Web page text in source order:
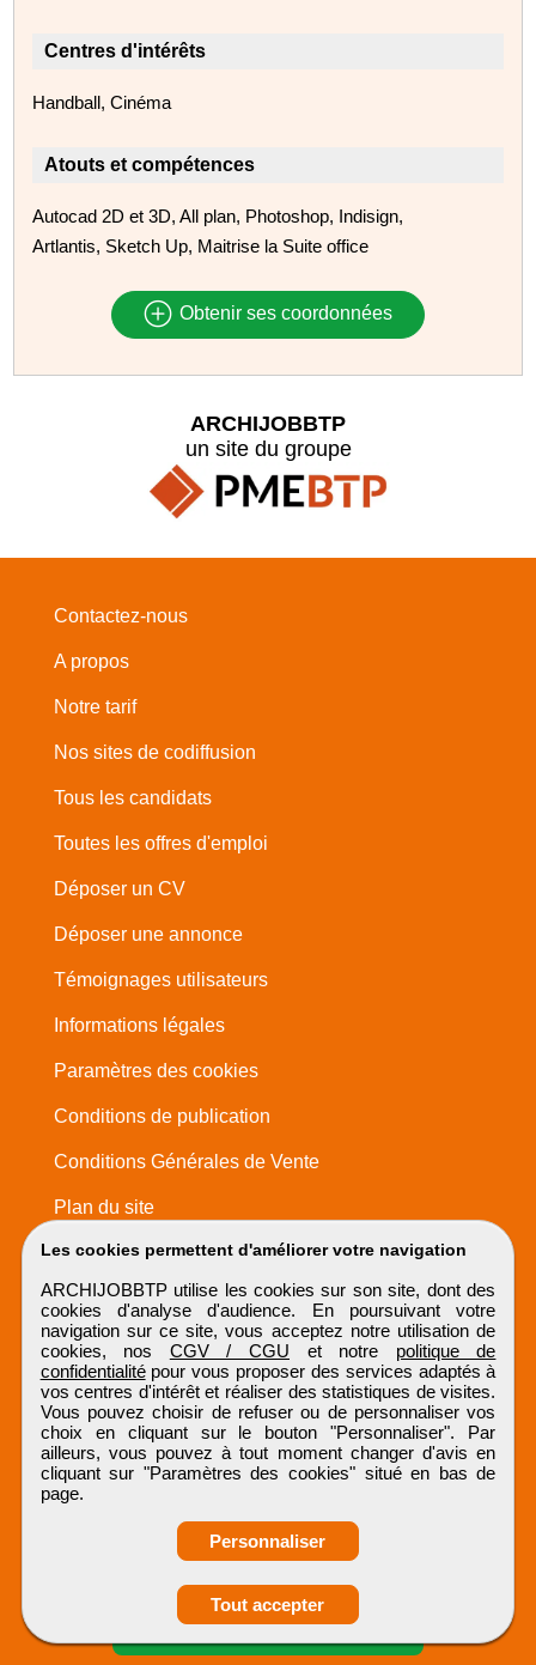
Obtenir ses
coordonnées
Centres d'intérêts
Handball, Cinéma
Atouts et compétences
Autocad 2D et 3D, All plan, Photoshop, Indisign,
Artlantis, Sketch Up, Maitrise la Suite office
Obtenir ses coordonnées
Les cookies permettent d'améliorer votre navigation
ARCHIJOBBTP utilise les cookies sur son site, dont des
cookies d'analyse d'audience. En poursuivant votre
navigation sur ce site, vous acceptez notre utilisation de
cookies, nos CGV / CGU et notre politique de
confidentialitépour vous proposer des services adaptés à
vos centres d'intérêt et réaliser des statistiques de visites.
Vous pouvez choisir de refuser ou de personnaliser vos
choix en cliquant sur le bouton "Personnaliser". Par
ailleurs, vous pouvez à tout moment changer d'avis en
cliquant sur "Paramètres des cookies" situé en bas de
page.
Personnaliser
Tout accepter
ARCHIJOBBTP
un site du groupe
Contactez-nous
A propos
Notre tarif
Nos sites de codiffusion
Tous les candidats
Toutes les offres d'emploi
Déposer un CV
Déposer une annonce
Témoignages utilisateurs
Informations légales
Paramètres des cookies
Conditions de publication
Conditions Générales de Vente
Plan du site
ARCHIJOBBTP
Tous droits réservés © 1999 - 2026